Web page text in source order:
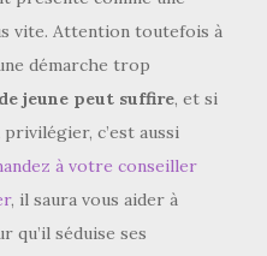
vite. Attention toutefois à
démarche trop
jeune peut suffire, et si
c’est aussi
à votre conseiller
, il saura vous aider à
qu’il séduise ses